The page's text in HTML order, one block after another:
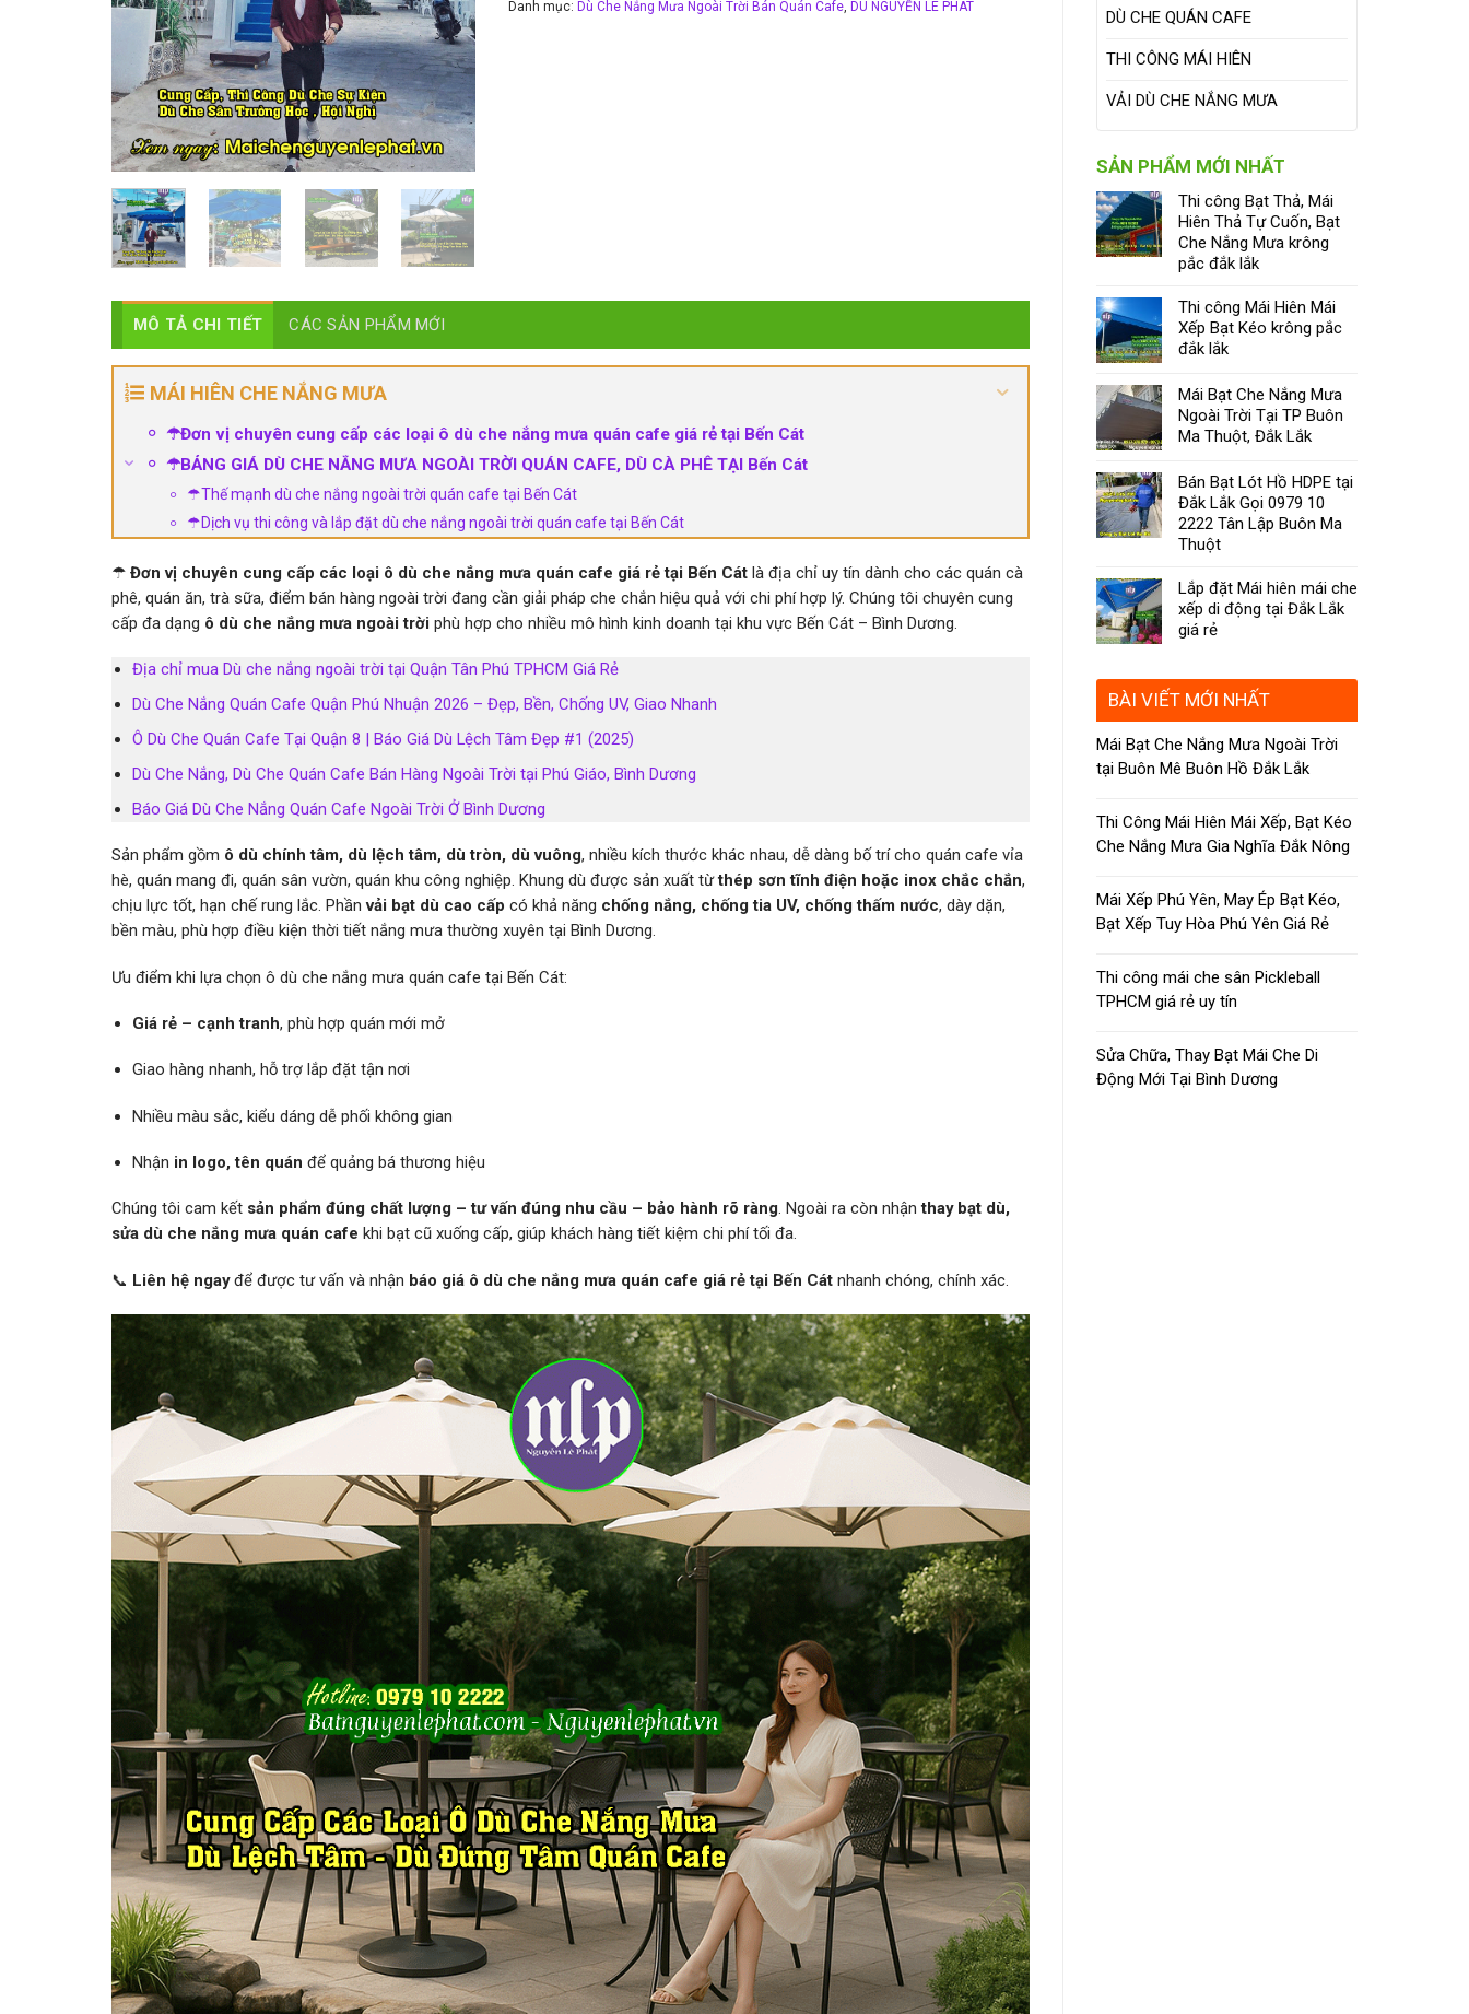
Danh mục: Dù Che Nắng Mưa Ngoài Trời Bán Quán Cafe, DÙ NGUYỄN LÊ PHÁT
MÔ TẢ CHI TIẾT CÁC SẢN PHẨM MỚI
MÁI HIÊN CHE NẮNG MƯA
☂Đơn vị chuyên cung cấp các loại ô dù che nắng mưa quán cafe giá rẻ tại Bến Cát
☂BẢNG GIÁ DÙ CHE NẮNG MƯA NGOÀI TRỜI QUÁN CAFE, DÙ CÀ PHÊ TẠI Bến Cát
☂Thế mạnh dù che nắng ngoài trời quán cafe tại Bến Cát
☂Dịch vụ thi công và lắp đặt dù che nắng ngoài trời quán cafe tại Bến Cát
☂ Đơn vị chuyên cung cấp các loại ô dù che nắng mưa quán cafe giá rẻ tại Bến Cát là địa chỉ uy tín dành cho các quán cà
phê, quán ăn, trà sữa, điểm bán hàng ngoài trời đang cần giải pháp che chắn hiệu quả với chi phí hợp lý. Chúng tôi chuyên cung
cấp đa dạng ô dù che nắng mưa ngoài trời phù hợp cho nhiều mô hình kinh doanh tại khu vực Bến Cát – Bình Dương.
Địa chỉ mua Dù che nắng ngoài trời tại Quận Tân Phú TPHCM Giá Rẻ
Dù Che Nắng Quán Cafe Quận Phú Nhuận 2026 – Đẹp, Bền, Chống UV, Giao Nhanh
Ô Dù Che Quán Cafe Tại Quận 8 | Báo Giá Dù Lệch Tâm Đẹp #1 (2025)
Dù Che Nắng, Dù Che Quán Cafe Bán Hàng Ngoài Trời tại Phú Giáo, Bình Dương
Báo Giá Dù Che Nắng Quán Cafe Ngoài Trời Ở Bình Dương
Sản phẩm gồm ô dù chính tâm, dù lệch tâm, dù tròn, dù vuông, nhiều kích thước khác nhau, dễ dàng bố trí cho quán cafe vỉa
hè, quán mang đi, quán sân vườn, quán khu công nghiệp. Khung dù được sản xuất từthép sơn tĩnh điện hoặc inox chắc chắn,
chịu lực tốt, hạn chế rung lắc. Phầnvải bạt dù cao cấp có khả năng chống nắng, chống tia UV, chống thấm nước, dày dặn,
bền màu, phù hợp điều kiện thời tiết nắng mưa thường xuyên tại Bình Dương.
Ưu điểm khi lựa chọn ô dù che nắng mưa quán cafe tại Bến Cát:
Giá rẻ – cạnh tranh, phù hợp quán mới mở
Giao hàng nhanh, hỗ trợ lắp đặt tận nơi
Nhiều màu sắc, kiểu dáng dễ phối không gian
Nhận in logo, tên quán để quảng bá thương hiệu
Chúng tôi cam kết sản phẩm đúng chất lượng – tư vấn đúng nhu cầu – bảo hành rõ ràng. Ngoài ra còn nhậnthay bạt dù,
sửa dù che nắng mưa quán cafe khi bạt cũ xuống cấp, giúp khách hàng tiết kiệm chi phí tối đa.
📞 Liên hệ ngayđể được tư vấn và nhận báo giá ô dù che nắng mưa quán cafe giá rẻ tại Bến Cát nhanh chóng, chính xác.
DÙ CHE QUÁN CAFE
THI CÔNG MÁI HIÊN
VẢI DÙ CHE NẮNG MƯA
SẢN PHẨM MỚI NHẤT
Thi công Bạt Thả, Mái
Hiên Thả Tự Cuốn, Bạt
Che Nắng Mưa krông
pắc đắk lắk
Thi công Mái Hiên Mái
Xếp Bạt Kéo krông pắc
đắk lắk
Mái Bạt Che Nắng Mưa
Ngoài Trời Tại TP Buôn
Ma Thuột, Đắk Lắk
Bán Bạt Lót Hồ HDPE tại
Đắk Lắk Gọi 0979 10
2222 Tân Lập Buôn Ma
Thuột
Lắp đặt Mái hiên mái che
xếp di động tại Đắk Lắk
giá rẻ
BÀI VIẾT MỚI NHẤT
Mái Bạt Che Nắng Mưa Ngoài Trời
tại Buôn Mê Buôn Hồ Đắk Lắk
Thi Công Mái Hiên Mái Xếp, Bạt Kéo
Che Nắng Mưa Gia Nghĩa Đắk Nông
Mái Xếp Phú Yên, May Ép Bạt Kéo,
Bạt Xếp Tuy Hòa Phú Yên Giá Rẻ
Thi công mái che sân Pickleball
TPHCM giá rẻ uy tín
Sửa Chữa, Thay Bạt Mái Che Di
Động Mới Tại Bình Dương